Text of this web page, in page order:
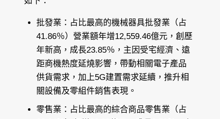
批發業：占比最高的機械器具批發業（占
41.86％）營業額年增12,559.46億元，創歷
年新高，成長23.85％，主因受宅經濟、遠
距商機熱度延燒影響，帶動相關電子產品
供貨需求，加上5G建置需求延續，推升相
關設備及零組件銷售表現。
零售業：占比最高的綜合商品零售業（占